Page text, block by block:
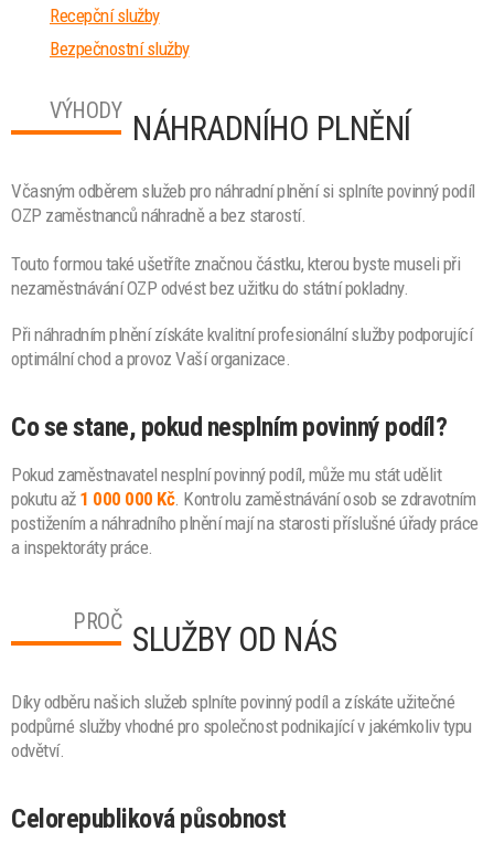
Recepční služby
Bezpečnostní služby
VÝHODY NÁHRADNÍHO PLNĚNÍ
Včasným odběrem služeb pro náhradní plnění si splníte povinný podíl
OZP zaměstnanců náhradně a bez starostí.
Touto formou také ušetříte značnou částku, kterou byste museli při
nezaměstnávání OZP odvést bez užitku do státní pokladny.
Při náhradním plnění získáte kvalitní profesionální služby podporující
optimální chod a provoz Vaší organizace.
Co se stane, pokud nesplním povinný podíl?
Pokud zaměstnavatel nesplní povinný podíl, může mu stát udělit
pokutu až 1 000 000 Kč. Kontrolu zaměstnávání osob se zdravotním
postižením a náhradního plnění mají na starosti příslušné úřady práce
a inspektoráty práce.
PROČ SLUŽBY OD NÁS
Díky odběru našich služeb splníte povinný podíl a získáte užitečné
podpůrné služby vhodné pro společnost podnikající v jakémkoliv typu
odvětví.
Celorepubliková působnost